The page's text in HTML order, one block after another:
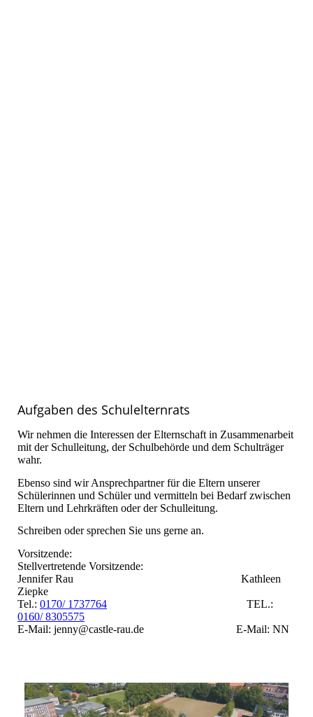
Aufgaben des Schulelternrats
Wir nehmen die Interessen der Elternschaft in Zusammenarbeit
mit der Schulleitung, der Schulbehörde und dem Schulträger
wahr.
Ebenso sind wir Ansprechpartner für die Eltern unserer
Schülerinnen und Schüler und vermitteln bei Bedarf zwischen
Eltern und Lehrkräften oder der Schulleitung.
Schreiben oder sprechen Sie uns gerne an.
Vorsitzende:
Stellvertretende Vorsitzende:
Jennifer Rau Kathleen
Ziepke
Tel.: 0170/ 1737764 TEL.:
0160/ 8305575
E-Mail: jenny@castle-rau.de E-Mail: NN